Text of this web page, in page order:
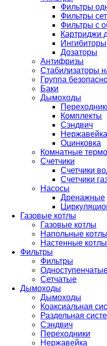
Фильтры
Фильтры
Фильтры с
Картриджи
Ингибиторы
Дозаторы
Антифризы
Стабилизаторы
Группа
Баки
Дымоходы
Комплекты
Сэндвич
Нержавейка
Оцинковка
Комнатные
Счетчики
Счетчики
Счетчики
Насосы
Дренажные
Газовые котлы
Газовые котлы
Напольные котлы
Настенные котлы
Фильтры
Фильтры
Сетчатые
Дымоходы
Дымоходы
Коаксиальная
Раздельная
Сэндвич
Переходники
Нержавейка